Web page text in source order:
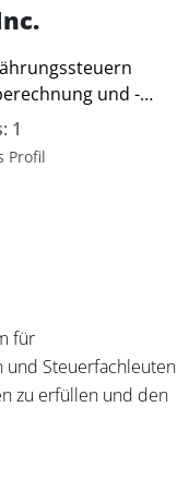
und -
1
Profil
für
und Steuerfachleuten
zu erfüllen und den